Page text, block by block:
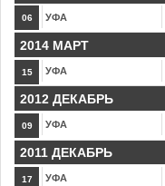
06 УФА
2014 МАРТ
15 УФА
2012 ДЕКАБРЬ
09 УФА
2011 ДЕКАБРЬ
17 УФА